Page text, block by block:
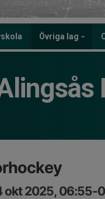
Övriga lag
okt 2025, 06:55-